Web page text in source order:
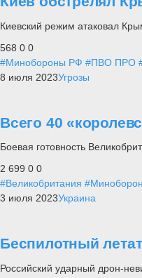
Киевский режим атаковал
568 0 0
#Минобороны РФ #ПВО ПРО
8 июля 2023Угрозы
Всего 40
Боевая готовность
2 699 0 0
#Великобритания
3 июля 2023Украина
Беспилотный
Российский ударный дрон-